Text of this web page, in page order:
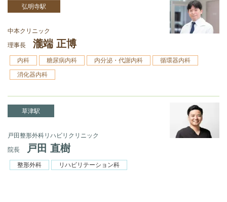
弘明寺駅
中本クリニック
理事長
瀧端 正博
内科 糖尿病内科 内分泌・代謝内科
循環器内科
消化器内科
草津駅
戸田整形外科リハビリクリニック
院長
戸田 直樹
整形外科 リハビリテーション科